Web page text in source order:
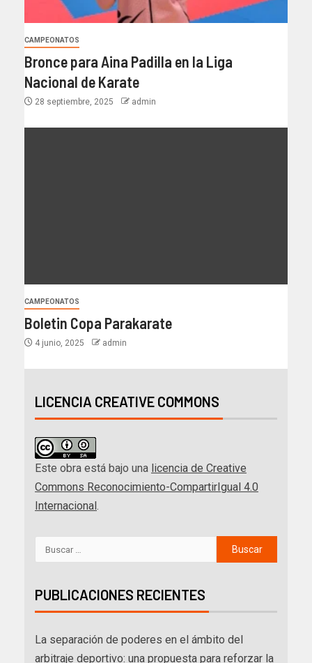
CAMPEONATOS
Bronce para Aina Padilla en la Liga
Nacional de Karate
28 septiembre, 2025 admin
CAMPEONATOS
Boletin Copa Parakarate
4 junio, 2025 admin
LICENCIA CREATIVE COMMONS
Este obra está bajo una licencia de Creative
Commons Reconocimiento-CompartirIgual 4.0
Internacional.
PUBLICACIONES RECIENTES
La separación de poderes en el ámbito del
arbitraje deportivo: una propuesta para reforzar la